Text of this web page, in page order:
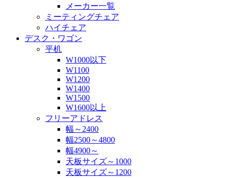
メーカー一覧
ミーティングチェア
ハイチェア
デスク・ワゴン
平机
W1000以下
W1100
W1200
W1400
W1500
W1600以上
フリーアドレス
幅～2400
幅2500～4800
幅4900～
天板サイズ～1000
天板サイズ～1200